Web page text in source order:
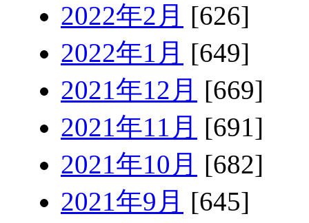
2022年2月 [626]
2022年1月 [649]
2021年12月 [669]
2021年11月 [691]
2021年10月 [682]
2021年9月 [645]